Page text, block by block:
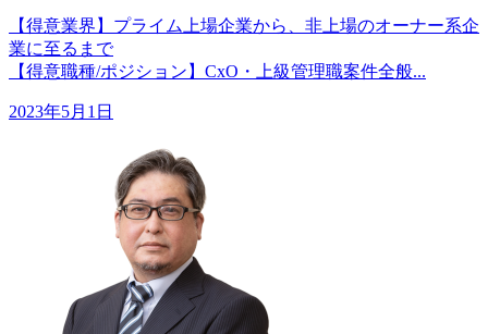
【得意業界】プライム上場企業から、非上場のオーナー系企
業に至るまで
【得意職種/ポジション】CxO・上級管理職案件全般...
2023年5月1日